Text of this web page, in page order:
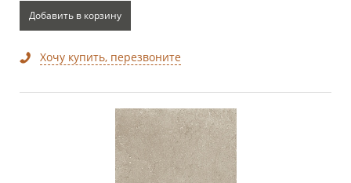
Добавить в корзину
Хочу купить, перезвоните